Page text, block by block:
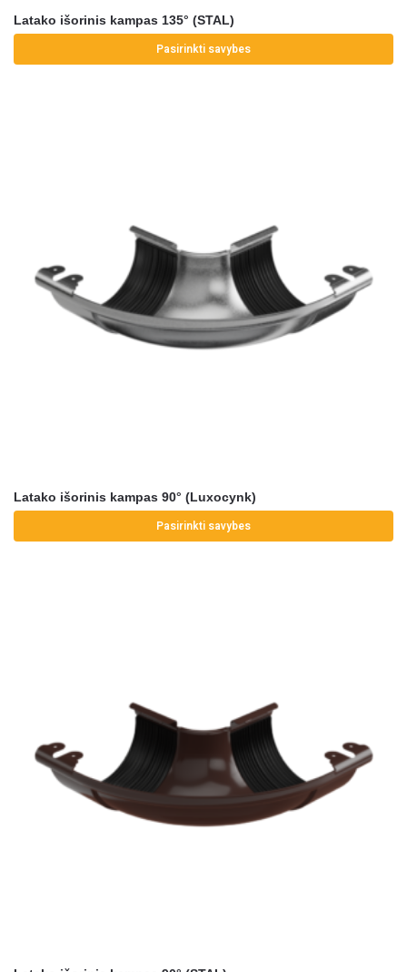
Latako išorinis kampas 135° (STAL)
Pasirinkti savybes
Latako išorinis kampas 90° (Luxocynk)
Pasirinkti savybes